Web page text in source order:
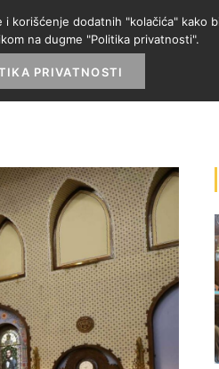
PARTNERI KATEGORIJE
dodatnih "kolačića" kako
na dugme "Politika privatnosti".
PRIVATNOSTI